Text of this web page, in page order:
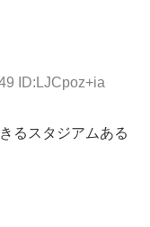
ID:LJCpoz+ia
るスタジアムある